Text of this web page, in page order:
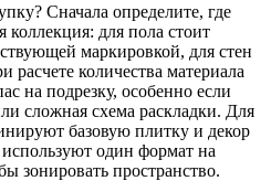
Сначала определите, где
коллекция: для пола стоит
маркировкой, для стен
расчете количества материала
на подрезку, особенно если
сложная схема раскладки. Для
базовую плитку и декор
один формат на
зонировать пространство.